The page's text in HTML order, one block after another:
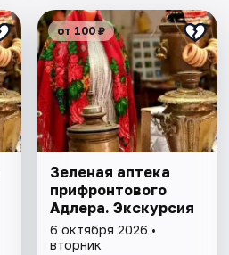
от 100 ₽
Зеленая аптека
прифронтового
Адлера. Экскурсия
6 октября 2026 •
вторник